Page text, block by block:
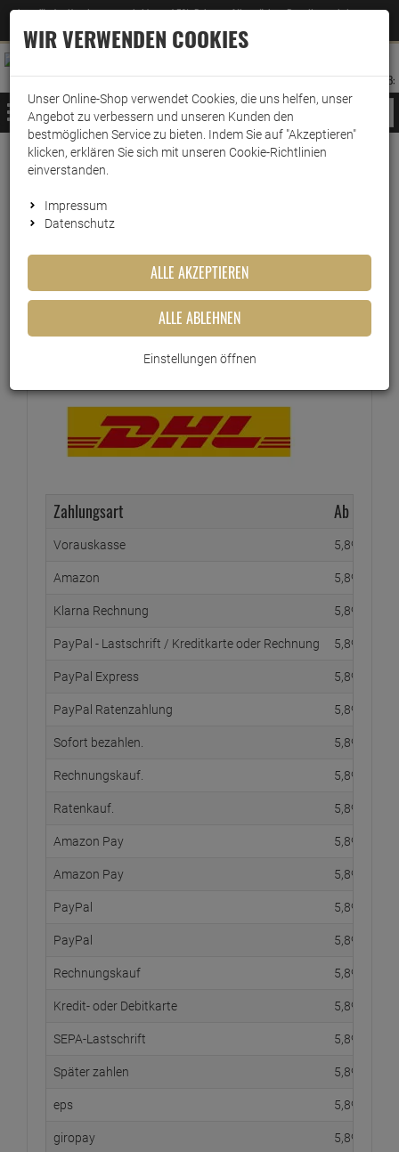
Jetzt für den Newsletter entscheiden und 5% Rabatt auf Ihre nächste Bestellung erhalten
–Zum Newsletter
ANMELDEN
AUFKLAPPEN
MERKZETTEL
WARENKORB:
MENÜ
Versand & Lieferung
Bitte wählen Sie Ihr Lieferland.
Kleinpaket
Warensendung
Versichert bis 20 Euro
Zahlungsart Ab
Vorauskasse 5, 89
Amazon 5, 89
Klarna Rechnung 5, 89
PayPal - Lastschrift / Kreditkarte oder Rechnung 5, 89
PayPal Express 5, 89
PayPal Ratenzahlung 5, 89
Sofort bezahlen. 5, 89
Rechnungskauf. 5, 89
Ratenkauf. 5, 89
Amazon Pay 5, 89
Amazon Pay 5, 89
PayPal 5, 89
PayPal 5, 89
Rechnungskauf 5, 89
Kredit- oder Debitkarte 5, 89
SEPA-Lastschrift 5, 89
Später zahlen 5, 89
eps 5, 89
giropay 5, 89
WIR VERWENDEN COOKIES
Unser Online-Shop verwendet Cookies, die uns helfen, unser
Angebot zu verbessern und unseren Kunden den
bestmöglichen Service zu bieten. Indem Sie auf "Akzeptieren"
klicken, erklären Sie sich mit unseren Cookie-Richtlinien
einverstanden.
Impressum
Datenschutz
ALLE AKZEPTIEREN
ALLE ABLEHNEN
Einstellungen öffnen